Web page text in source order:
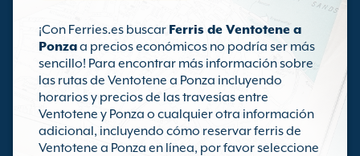
¡Con Ferries.es buscar Ferris de Ventotene a
Ponzaa precios económicos no podría ser más
sencillo! Para encontrar más información sobre
las rutas de Ventotene a Ponza incluyendo
horarios y precios de las travesías entre
Ventotene y Ponza o cualquier otra información
adicional, incluyendo cómo reservar ferris de
Ventotene a Ponza en línea, por favor seleccione